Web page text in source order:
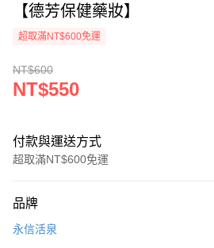
【德芳保健藥妝】
超取滿NT$600免運
NT$600
NT$550
付款與運送方式
超取滿NT$600免運
信用卡一次付款
品牌
永信活泉